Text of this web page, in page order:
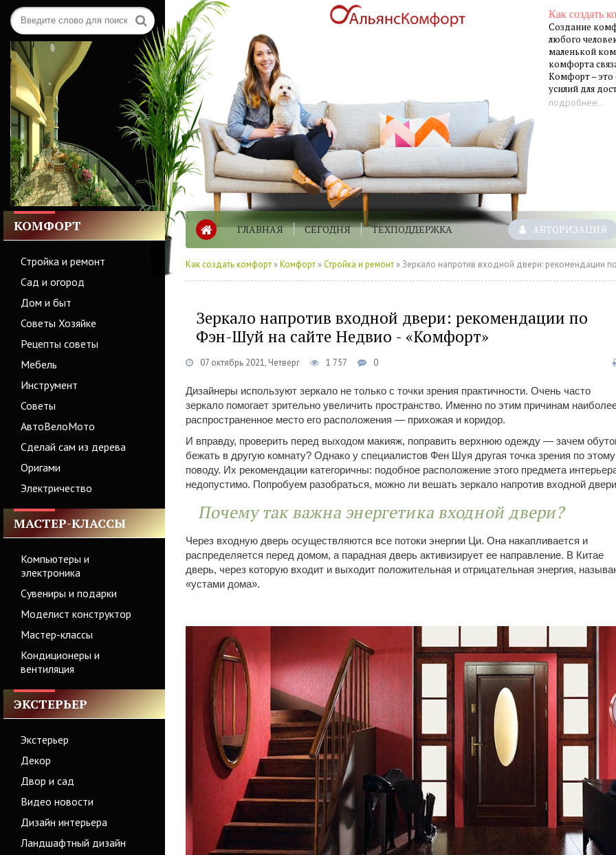
Как создать
Создание
любого
маленькой
комфорта
Комфорт – это
усилий для
подробнее...
КОМФОРТ
Стройка и ремонт
Сад и огород
Дом и быт
Советы Хозяйке
Рецепты советы
Мебель
Инструмент
Советы
АвтоВелоМото
Сделай сам из дерева
Оригами
Электричество
МАСТЕР-КЛАССЫ
Компьютеры и
электроника
Сувениры и подарки
Моделист конструктор
Мастер-классы
Кондиционеры и
вентиляция
ЭКСТЕРЬЕР
Экстерьер
Декор
Двор и сад
Видео новости
Дизайн интерьера
Ландшафтный дизайн
ГЛАВНАЯ СЕГОДНЯ ТЕХПОДДЕРЖКА АВТОРИЗАЦИЯ
Как создать комфорт »Комфорт »Стройка и ремонт » Зеркало напротив входной двери: рекомендации по Фэн-Шуй на сайте Недвио - «Комфорт»
Зеркало напротив входной двери: рекомендации по
Фэн-Шуй на сайте Недвио - «Комфорт»
07 октябрь 2021, Четверг 1 757 0
Дизайнеры используют зеркало не только с точки зрения практичности. Очень часто
зеркало помогает зрительно увеличить пространство. Именно по этим причинам
распространенное место его расположения — прихожая и коридор.
И вправду, проверить перед выходом макияж, поправить верхнюю одежду — зачем
бежать в другую комнату? Однако у специалистов Фен Шуя другая точка зрения по этому
поводу. Их рекомендации категоричны: подобное расположение этого предмета
недопустимо. Попробуем разобраться, можно ли вешать зеркало напротив входной
Почему так важна энергетика входной двери?
Через входную дверь осуществляются все потоки энергии Ци. Она накапливается и
распределяется перед домом, а парадная дверь активизирует ее направление. В Китае
дверь, через которую входит и выходит положительная и отрицательная энергия,
«устами дома».